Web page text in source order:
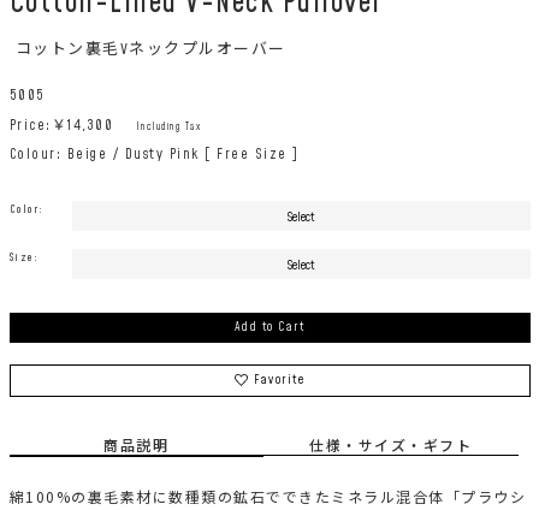
コットン裏毛Vネックプルオーバー
5005
Price:￥14,300 Including Tax
Colour: Beige / Dusty Pink [ Free Size ]
Color:
Size:
Add to Cart
Favorite
商品説明 仕様・サイズ・ギフト
綿100%の裏毛素材に数種類の鉱石でできたミネラル混合体「プラウシ